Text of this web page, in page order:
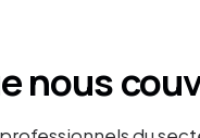
nous